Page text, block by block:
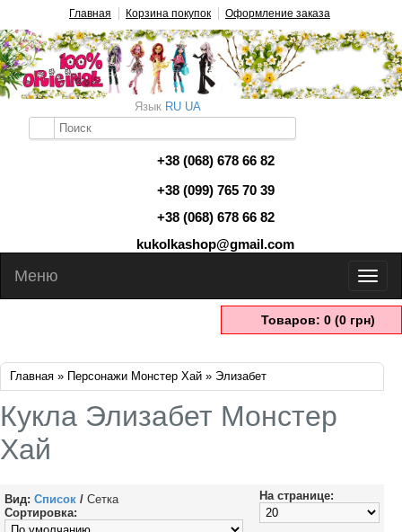
Главная Корзина покупок Оформление заказа
Язык RU UA
Товаров: 0 (0 грн)
+38 (068) 678 66 82
+38 (099) 765 70 39
+38 (068) 678 66 82
kukolkashop@gmail.com
Меню
Главная » Персонажи Монстер Хай » Элизабет
Кукла Элизабет Монстер
Хай
Вид: Список / Сетка
На странице:
Сортировка: